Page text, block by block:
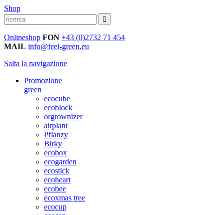
Shop
Onlineshop FON +43 (0)2732 71 454
MAIL info@feel-green.eu
Salta la navigazione
Promozione
green
ecocube
ecoblock
orgrownizer
airplant
Pflanzy
Birky
ecobox
ecogarden
ecostick
ecoheart
ecobee
ecoxmas tree
ecocup